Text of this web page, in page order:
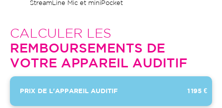
StreamLine Mic et miniPocket
CALCULER LES
REMBOURSEMENTS DE
VOTRE APPAREIL AUDITIF
PRIX DE L'APPAREIL AUDITIF 1 195 €